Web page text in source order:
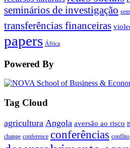
seminários de investigação
transferências financeiras
papers África
Powered By
Tag Cloud
agricultura Angola aversão ao risco
change conference conferências conflito